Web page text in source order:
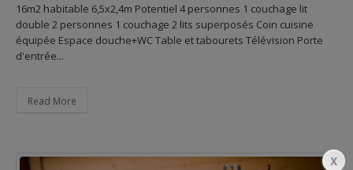
16m2 habitable 6,5x2,4m Potentiel 4 personnes 1 couchage lit
double 2 personnes 1 couchage 2 lits superposés Coin cuisine
équipée Espace douche+WC Table et tabourets Télévision Porte
d'entrée...
Read More